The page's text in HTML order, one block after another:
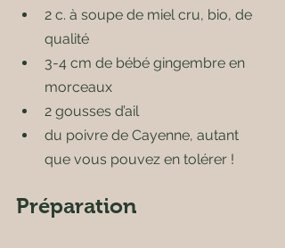
2 c. à soupe de miel cru, bio, de
qualité
3-4 cm de bébé gingembre en
morceaux
2 gousses d’ail
du poivre de Cayenne, autant
que vous pouvez en tolérer !
Préparation